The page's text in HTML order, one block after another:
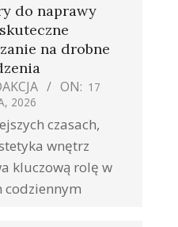
do naprawy
na drobne
ON: 17
2026
czasach,
wnętrz
kluczową rolę w
codziennym